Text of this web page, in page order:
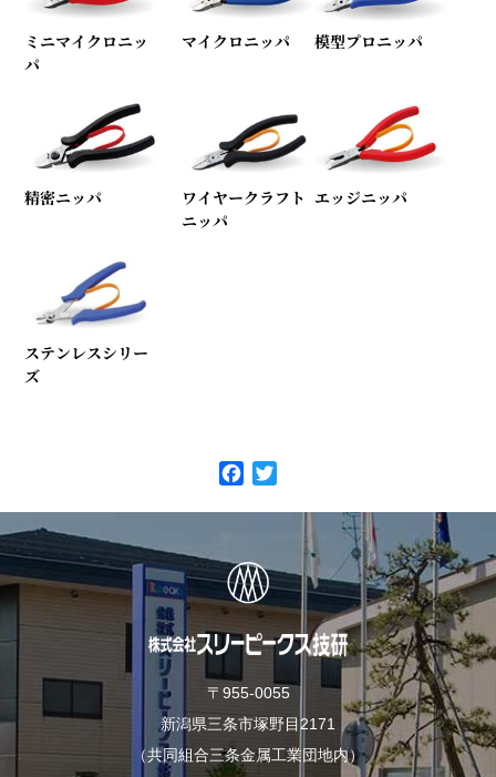
ミニマイクロニッ
パ
マイクロニッパ 模型プロニッパ
精密ニッパ
ワイヤークラフト
ニッパ
エッジニッパ
ステンレスシリー
ズ
b
o
k
t
e
〒955-0055
新潟県三条市塚野目2171
（共同組合三条金属工業団地内）